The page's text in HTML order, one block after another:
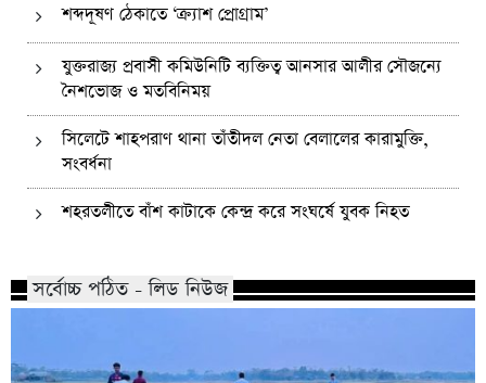
শব্দদূষণ ঠেকাতে ‘ক্র্যাশ প্রোগ্রাম’
যুক্তরাজ্য প্রবাসী কমিউনিটি ব্যক্তিত্ব আনসার আলীর সৌজন্যে
নৈশভোজ ও মতবিনিময়
সিলেটে শাহপরাণ থানা তাঁতীদল নেতা বেলালের কারামুক্তি,
সংবর্ধনা
শহরতলীতে বাঁশ কাটাকে কেন্দ্র করে সংঘর্ষে যুবক নিহত
সর্বোচ্চ পঠিত - লিড নিউজ